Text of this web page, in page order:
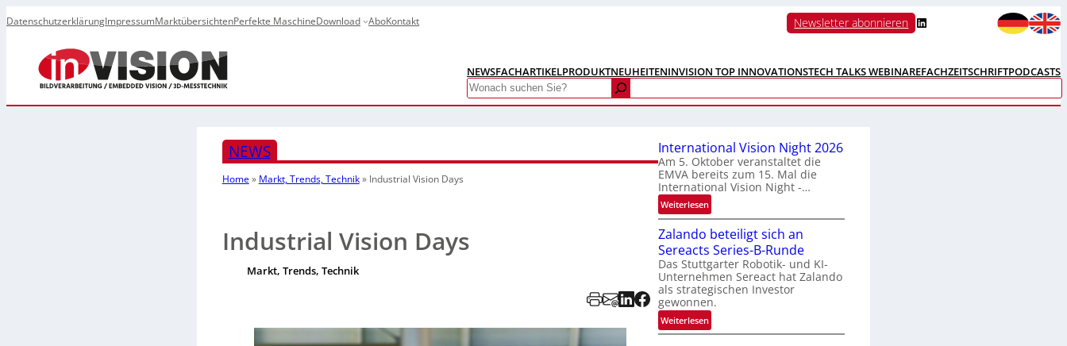
DatenschutzerklärungImpressumMarktübersichtenPerfekte MaschineDownload AboKontakt Newsletter abonnieren LinkedIn
NEWSFACHARTIKELPRODUKTNEUHEITENINVISION TOP INNOVATIONSTECH TALKS WEBINAREFACHZEITSCHRIFTPODCASTS
Search
NEWS
Home» Markt, Trends, Technik» Industrial Vision Days
Industrial Vision Days
Markt, Trends, Technik
International Vision Night 2026
Am 5. Oktober veranstaltet die
EMVA bereits zum 15. Mal die
International Vision Night -…
Weiterlesen:
I
n
t
e
r
n
a
t
Zalando beteiligt sich an
Sereacts Series-B-Runde
Das Stuttgarter Robotik- und KI-
Unternehmen Sereact hat Zalando
als strategischen Investor
gewonnen.
Weiterlesen:
Z